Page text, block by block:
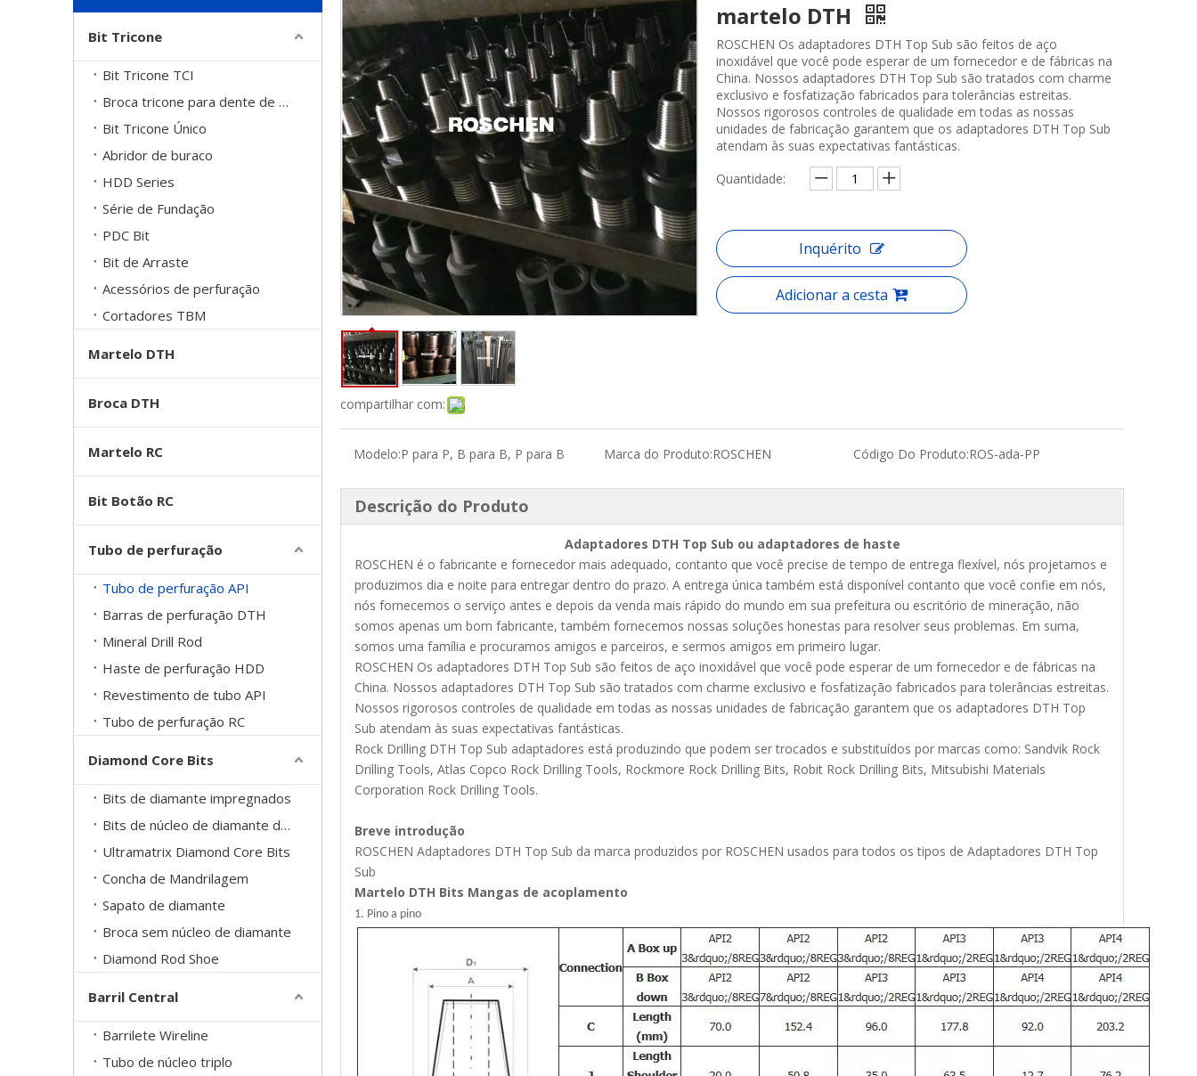
Bit Tricone
Bit Tricone TCI
Broca tricone para dente de moinho
Bit Tricone Único
Abridor de buraco
HDD Series
Série de Fundação
PDC Bit
Bit de Arraste
Acessórios de perfuração
Cortadores TBM
Martelo DTH
Broca DTH
Martelo RC
Bit Botão RC
Tubo de perfuração
Tubo de perfuração API
Barras de perfuração DTH
Mineral Drill Rod
Haste de perfuração HDD
Revestimento de tubo API
Tubo de perfuração RC
Diamond Core Bits
Bits de diamante impregnados
Bits de núcleo de diamante definidos para superfície
Ultramatrix Diamond Core Bits
Concha de Mandrilagem
Sapato de diamante
Broca sem núcleo de diamante
Diamond Rod Shoe
Barril Central
Barrilete Wireline
Tubo de núcleo triplo
compartilhar com:
martelo DTH
ROSCHEN Os adaptadores DTH Top Sub são feitos de aço
inoxidável que você pode esperar de um fornecedor e de fábricas na
China. Nossos adaptadores DTH Top Sub são tratados com charme
exclusivo e fosfatização fabricados para tolerâncias estreitas.
Nossos rigorosos controles de qualidade em todas as nossas
unidades de fabricação garantem que os adaptadores DTH Top Sub
atendam às suas expectativas fantásticas.
Quantidade:
Inquérito
Adicionar a cesta
Modelo:P para P, B para B, P para B Marca do Produto:ROSCHEN Código Do Produto:ROS-ada-PP
Descrição do Produto
Adaptadores DTH Top Sub ou adaptadores de haste
ROSCHEN é o fabricante e fornecedor mais adequado, contanto que você precise de tempo de entrega flexível, nós projetamos e
produzimos dia e noite para entregar dentro do prazo. A entrega única também está disponível contanto que você confie em nós,
nós fornecemos o serviço antes e depois da venda mais rápido do mundo em sua prefeitura ou escritório de mineração, não
somos apenas um bom fabricante, também fornecemos nossas soluções honestas para resolver seus problemas. Em suma,
somos uma família e procuramos amigos e parceiros, e sermos amigos em primeiro lugar.
ROSCHEN Os adaptadores DTH Top Sub são feitos de aço inoxidável que você pode esperar de um fornecedor e de fábricas na
China. Nossos adaptadores DTH Top Sub são tratados com charme exclusivo e fosfatização fabricados para tolerâncias estreitas.
Nossos rigorosos controles de qualidade em todas as nossas unidades de fabricação garantem que os adaptadores DTH Top
Sub atendam às suas expectativas fantásticas.
Rock Drilling DTH Top Sub adaptadores está produzindo que podem ser trocados e substituídos por marcas como: Sandvik Rock
Drilling Tools, Atlas Copco Rock Drilling Tools, Rockmore Rock Drilling Bits, Robit Rock Drilling Bits, Mitsubishi Materials
Corporation Rock Drilling Tools.
Breve introdução
ROSCHEN Adaptadores DTH Top Sub da marca produzidos por ROSCHEN usados ​​para todos os tipos de Adaptadores DTH Top
Sub
Martelo DTH Bits Mangas de acoplamento
1. Pino a pino